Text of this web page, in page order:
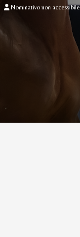
Nominativo non accessibile